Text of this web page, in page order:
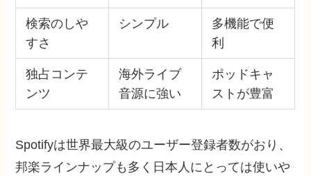
検索のしや
すさ
シンプル
多機能で便
利
独占コンテ
ンツ
海外ライブ
音源に強い
ポッドキャ
ストが豊富
Spotifyは世界最大級のユーザー登録者数がおり、
邦楽ラインナップも多く日本人にとっては使いや